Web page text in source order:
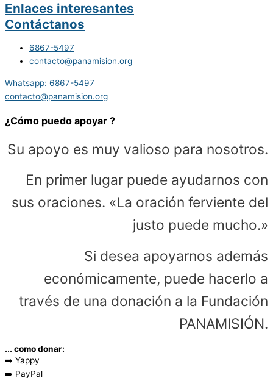
Enlaces interesantes
Contáctanos
6867-5497
contacto@panamision.org
Whatsapp: 6867-5497
contacto@panamision.org
¿Cómo puedo apoyar ?
Su apoyo es muy valioso para nosotros.
En primer lugar puede ayudarnos con
sus oraciones. «La oración ferviente del
justo puede mucho.»
Si desea apoyarnos además
económicamente, puede hacerlo a
través de una donación a la Fundación
PANAMISIÓN.
... como donar:
➡️ Yappy
➡️ PayPal